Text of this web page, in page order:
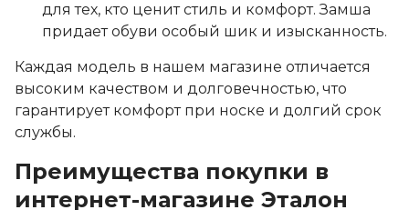
для тех, кто ценит стиль и комфорт. Замша
придает обуви особый шик и изысканность.
Каждая модель в нашем магазине отличается
высоким качеством и долговечностью, что
гарантирует комфорт при носке и долгий срок
службы.
Преимущества покупки в
интернет-магазине Эталон